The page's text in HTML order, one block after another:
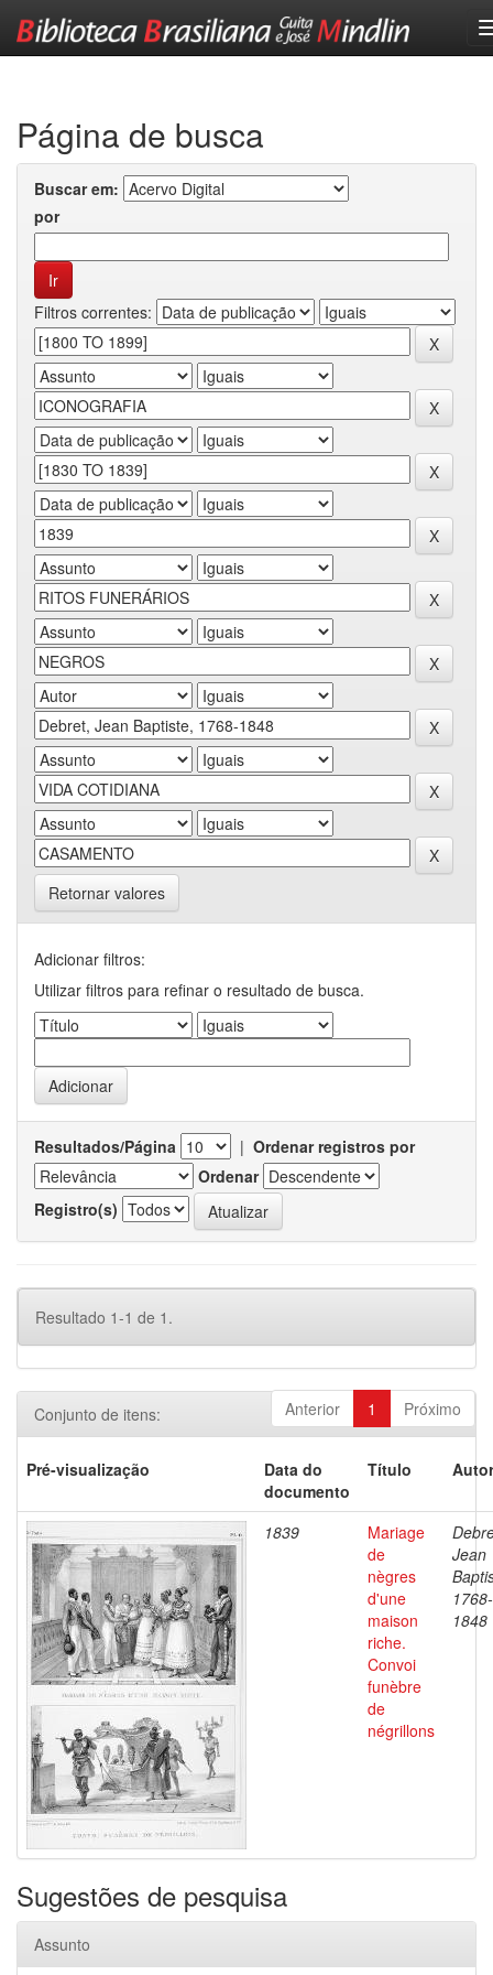
Página de busca
Buscar em:
por
Filtros correntes:
Retornar valores
Adicionar filtros:
Utilizar filtros para refinar o resultado de busca.
Resultados/Página | Ordenar registros por
Ordenar
Registro(s)
Resultado 1-1 de 1.
Anterior 1 Próximo
Conjunto de itens:
Pré-visualização
Data do
documento
Título
1839
Mariage
de
nègres
d'une
maison
riche.
Convoi
funèbre
de
négrillons
Jean
1768-
1848
Sugestões de pesquisa
Assunto